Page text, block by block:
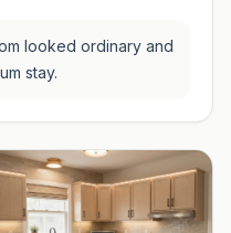
looked ordinary and
stay.